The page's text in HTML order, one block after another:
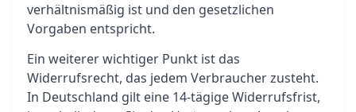
verhältnismäßig ist und den gesetzlichen
Vorgaben entspricht.
Ein weiterer wichtiger Punkt ist das
Widerrufsrecht, das jedem Verbraucher zusteht.
In Deutschland gilt eine 14-tägige Widerrufsfrist,